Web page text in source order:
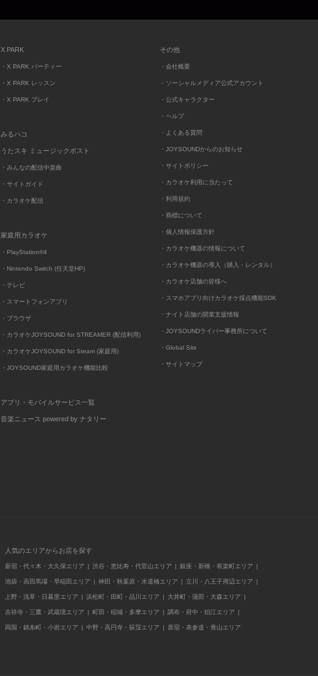
X PARK
・X PARK パーティー
・X PARK レッスン
・X PARK プレイ
みるハコ
うたスキ ミュージックポスト
・みんなの配信中楽曲
・サイトガイド
・カラオケ配信
家庭用カラオケ
・PlayStation®4
・Nintendo Switch (任天堂HP)
・テレビ
・スマートフォンアプリ
・ブラウザ
・カラオケJOYSOUND for STREAMER (配信利用)
・カラオケJOYSOUND for Steam (家庭用)
・JOYSOUND家庭用カラオケ機能比較
アプリ・モバイルサービス一覧
音楽ニュース powered by ナタリー
その他
・会社概要
・ソーシャルメディア公式アカウント
・公式キャラクター
・ヘルプ
・よくある質問
・JOYSOUNDからのお知らせ
・サイトポリシー
・カラオケ利用に当たって
・利用規約
・商標について
・個人情報保護方針
・カラオケ機器の情報について
・カラオケ機器の導入（購入・レンタル）
・カラオケ店舗の皆様へ
・スマホアプリ向けカラオケ採点機能SDK
・ナイト店舗の開業支援情報
・JOYSOUNDライバー事務所について
・Global Site
・サイトマップ
人気のエリアからお店を探す
新宿・代々木・大久保エリア 渋谷・恵比寿・代官山エリア 銀座・新橋・有楽町エリア
池袋・高田馬場・早稲田エリア 神田・秋葉原・水道橋エリア 立川・八王子周辺エリア
上野・浅草・日暮里エリア 浜松町・田町・品川エリア 大井町・蒲田・大森エリア
吉祥寺・三鷹・武蔵境エリア 町田・稲城・多摩エリア 調布・府中・狛江エリア
両国・錦糸町・小岩エリア 中野・高円寺・荻窪エリア 原宿・表参道・青山エリア